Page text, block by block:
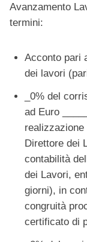
Avanzamento
termini:
Acconto pari
dei lavori
_0% del
ad Euro
realizzazione
Direttore dei
contabilità
dei Lavori,
giorni), in
congruità
certificato di